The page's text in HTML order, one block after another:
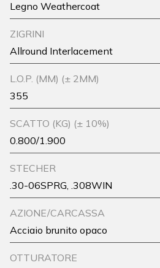
Legno Weathercoat
ZIGRINI
Allround Interlacement
L.O.P. (MM) (± 2MM)
355
SCATTO (KG) (± 10%)
0.800/1.900
STECHER
.30-06SPRG, .308WIN
AZIONE/CARCASSA
Acciaio brunito opaco
OTTURATORE